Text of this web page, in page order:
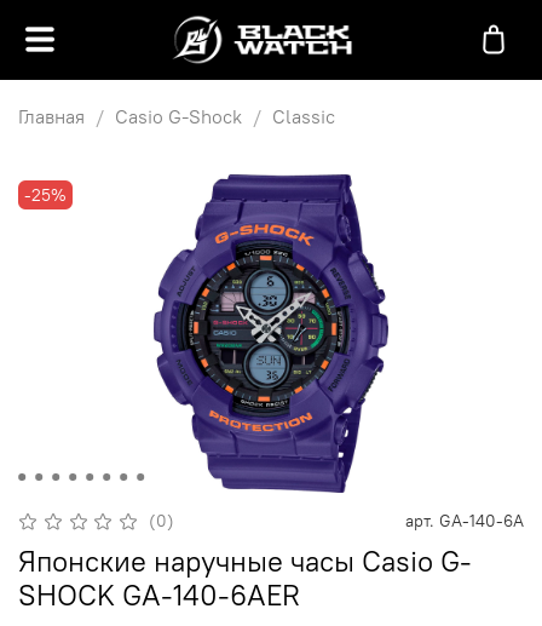
Главная Casio G-Shock Classic
-25%
(0) арт. GA-140-6A
Японские наручные часы Casio G-
SHOCK GA-140-6AER